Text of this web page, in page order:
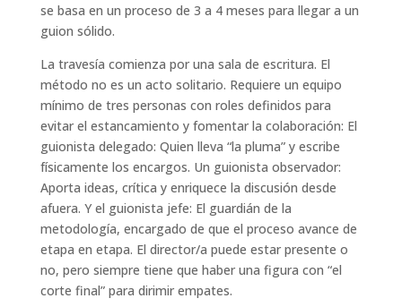
se basa en un proceso de 3 a 4 meses para llegar a un
guion sólido.
La travesía comienza por una sala de escritura. El
método no es un acto solitario. Requiere un equipo
mínimo de tres personas con roles definidos para
evitar el estancamiento y fomentar la colaboración: El
guionista delegado: Quien lleva “la pluma” y escribe
físicamente los encargos. Un guionista observador:
Aporta ideas, crítica y enriquece la discusión desde
afuera. Y el guionista jefe: El guardián de la
metodología, encargado de que el proceso avance de
etapa en etapa. El director/a puede estar presente o
no, pero siempre tiene que haber una figura con “el
corte final” para dirimir empates.